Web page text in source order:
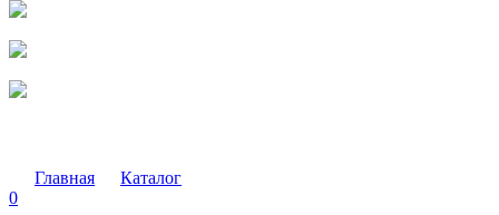
Главная
Каталог
0